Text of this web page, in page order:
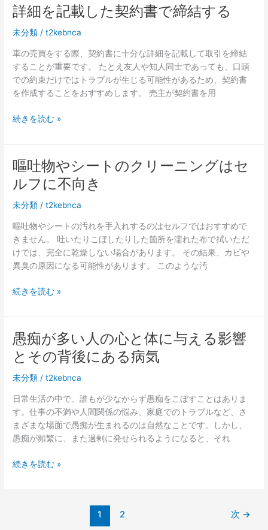
の
ポ
ン
ト
と
注
点
定
額
を
く
し
た
い
ら
以
外
も
チ
ッ
ク
し
て
こ
詳細を記載した契約書で締結する
未分類 /t2kebnca
車の売買をする際、契約書に十分な詳細を記載して取引を締結
することが重要です。 たとえ友人や知人同士であっても、口頭
での約束だけではトラブルが生じる可能性があるため、契約書
を作成することをおすすめします。 売主が契約書を用
詳
を
記
載
し
契
約
書
で
締
す
続きを読む »
嘔吐物やシートのクリーニングはセ
ルフに不向き
未分類 /t2kebnca
嘔吐物やシートの汚れを手入れするのはセルフではおすすめで
きません。 吐いたりこぼしたりした箇所を濡れた布で拭いただ
けでは、完全に乾燥しない場合があります。 その結果、カビや
異臭の原因になる可能性があります。 このような汚
嘔
物
や
シ
ー
の
ク
リ
ー
ニ
グ
続きを読む »
愚痴が多い人の心と体に与える影響
とその背後にある病気
未分類 /t2kebnca
日常生活の中で、誰もが少なからず愚痴をこぼすことはありま
す。仕事の不満や人間関係の悩み、家庭でのトラブルなど、さ
まざまな場面で愚痴が生まれるのは自然なことです。しかし、
愚痴が頻繁に、また過剰に発せられるようになると、それ
愚
続きを読む »
1 2 次 →